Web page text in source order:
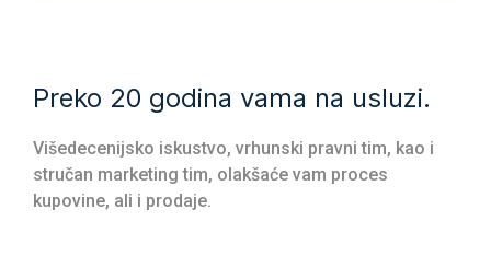
Preko 20 godina vama na usluzi.
Višedecenijsko iskustvo, vrhunski pravni tim, kao i
stručan marketing tim, olakšaće vam proces
kupovine, ali i prodaje.